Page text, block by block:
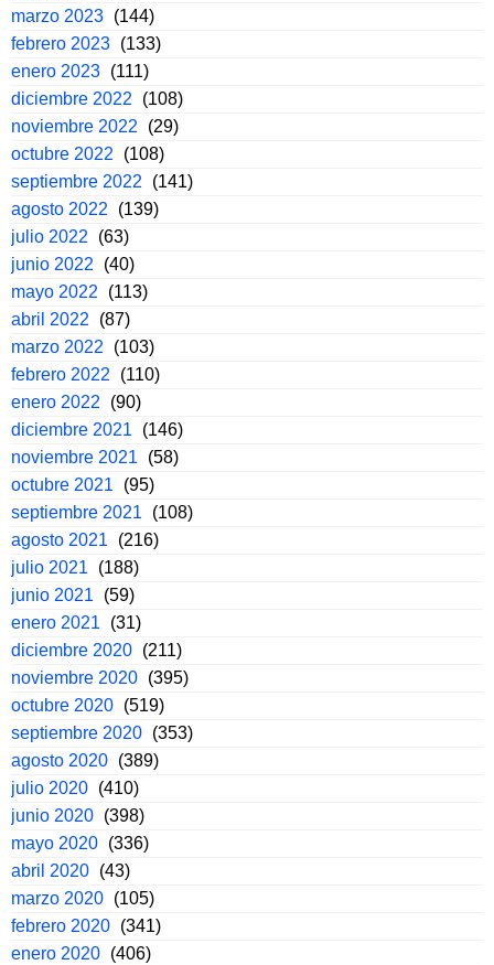
marzo 2023 (144)
febrero 2023 (133)
enero 2023 (111)
diciembre 2022
(108)
noviembre 2022
(29)
octubre 2022
(108)
septiembre 2022
(141)
agosto 2022
(139)
julio 2022
(63)
junio 2022
(40)
mayo 2022
(113)
abril 2022
(87)
marzo 2022
(103)
febrero 2022
(110)
enero 2022
(90)
diciembre 2021
(146)
noviembre 2021
(58)
octubre 2021
(95)
septiembre 2021
(108)
agosto 2021
(216)
julio 2021
(188)
junio 2021
(59)
enero 2021
(31)
diciembre 2020 (211)
noviembre 2020 (395)
octubre 2020 (519)
septiembre 2020 (353)
agosto 2020 (389)
julio 2020 (410)
junio 2020 (398)
mayo 2020 (336)
abril 2020 (43)
marzo 2020 (105)
febrero 2020 (341)
enero 2020 (406)